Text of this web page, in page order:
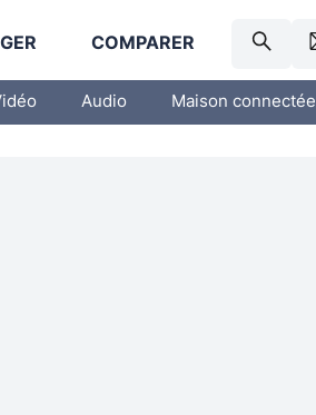
COMPARER
Audio Maison connectée